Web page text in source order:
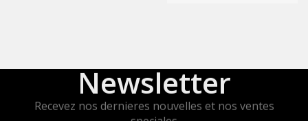
Newsletter
Recevez nos dernieres nouvelles et nos ventes